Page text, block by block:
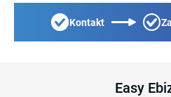
Kontakt
Easy